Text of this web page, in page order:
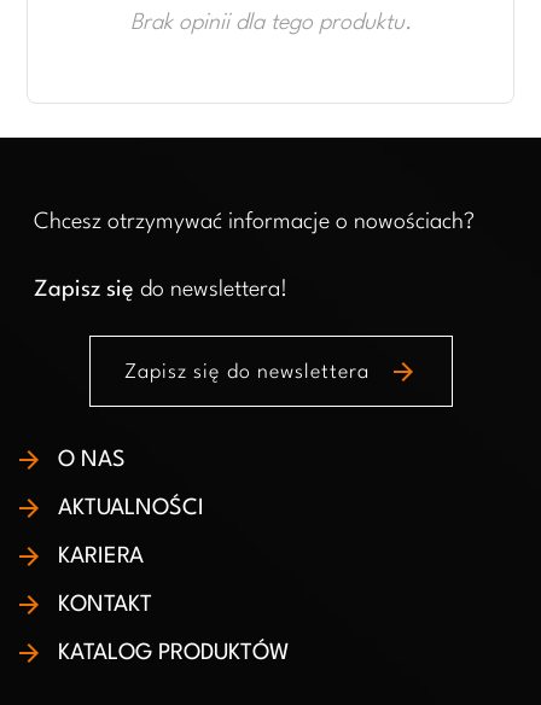
Brak opinii dla tego produktu.
Chcesz otrzymywać informacje o nowościach?
Zapisz się do newslettera!
Zapisz się do newslettera arrow_forward
O NAS
AKTUALNOŚCI
KARIERA
KONTAKT
KATALOG PRODUKTÓW